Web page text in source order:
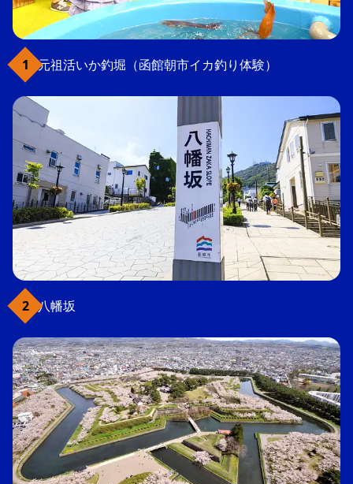
元祖活いか釣堀（函館朝市イカ釣り体験）
八幡坂